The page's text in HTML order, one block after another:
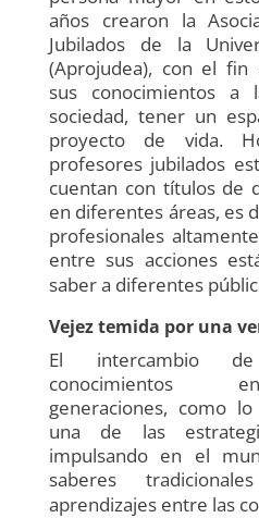
años crearon la
Jubilados de la
(Aprojudea), con el fin
sus conocimientos
sociedad, tener un
proyecto de vida.
profesores jubilados
cuentan con títulos de
en diferentes áreas, es
profesionales
entre sus acciones
saber a diferentes
Vejez temida por una
El intercambio
conocimientos
generaciones, como
una de las
impulsando en el
saberes
aprendizajes entre las